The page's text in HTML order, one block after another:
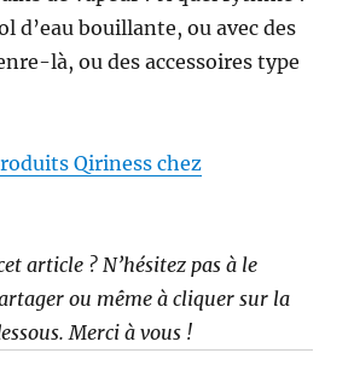
d’eau bouillante, ou avec des
là, ou des accessoires type
Qiriness chez
article ? N’hésitez pas à le
ou même à cliquer sur la
Merci à vous !